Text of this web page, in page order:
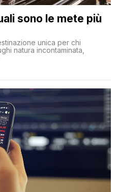
sono le mete più
unica per chi
natura incontaminata,